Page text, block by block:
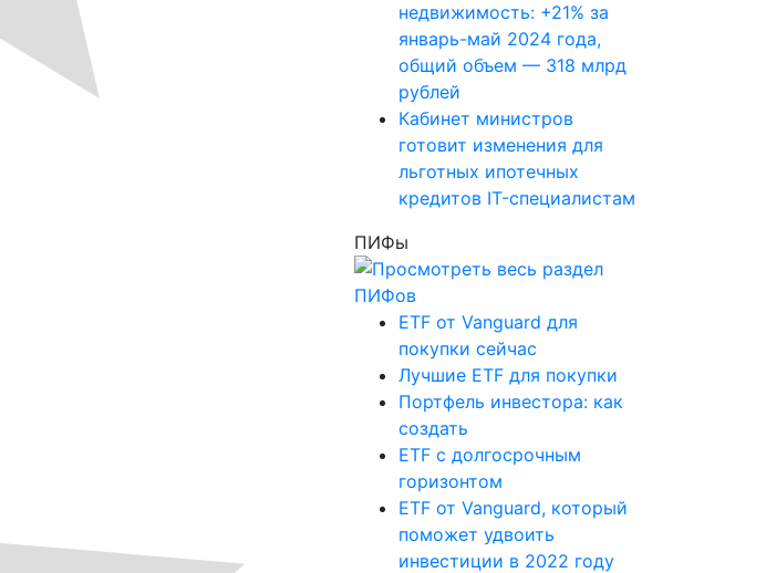
недвижимость: +21% за
январь-май 2024 года,
общий объем — 318 млрд
рублей
Кабинет министров
готовит изменения для
льготных ипотечных
кредитов IT-специалистам
ПИФы
ETF от Vanguard для
покупки сейчас
Лучшие ETF для покупки
Портфель инвестора: как
создать
ETF с долгосрочным
горизонтом
ETF от Vanguard, который
поможет удвоить
инвестиции в 2022 году